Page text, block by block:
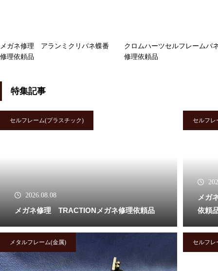
オリバーピープルズメガネ修理
メガネ修理 アランミクリバネ蝶番
修理依頼品
クロムハーツセルフレームバ
修理依頼品
特集記事
セルフレーム(プラスチック)
2026.08.08
メガネ修理 TRACTIONメガネ修理依頼品
セルフレ
メガ
依頼
メタルフレーム(金属) セルフレ